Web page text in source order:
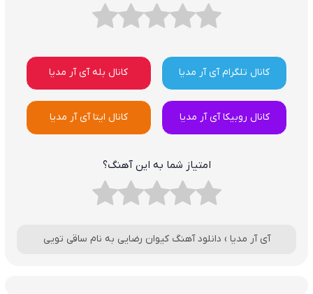
کانال تلگرام آی آر مدیا کانال بله آی آر مدیا
کانال روبیکا آی آر مدیا کانال ایتا آی آر مدیا
امتیاز شما به این آهنگ؟
آی آر مدیا › دانلود آهنگ کیوان رضایی به نام ساقی تویی